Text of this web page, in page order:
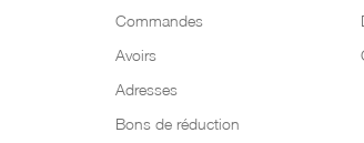
Commandes
Avoirs
Adresses
Bons de réduction